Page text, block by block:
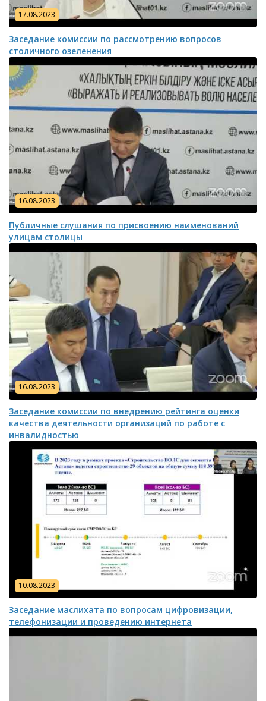
17.08.2023
Заседание комиссии по рассмотрению вопросов
столичного озеленения
16.08.2023
Публичные слушания по присвоению наименований
улицам столицы
16.08.2023
Заседание комиссии по внедрению рейтинга оценки
качества деятельности организаций по работе с
инвалидностью
10.08.2023
Заседание маслихата по вопросам цифровизации,
телефонизации и проведению интернета